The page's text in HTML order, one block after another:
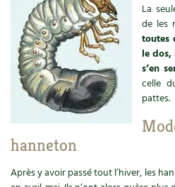
Les plantes et leurs vertus
Soins et cosmétiques au naturel
Société et alternatives
Vivre l’écologie
La
de les
toutes
le
s’en
celle
pattes.
hanneton
Après y avoir passé tout l’hiver, les